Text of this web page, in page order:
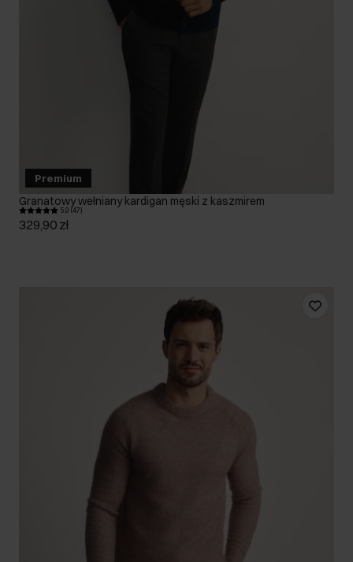
Premium
Granatowy wełniany kardigan męski z kaszmirem
5.0 (47)
329,90 zł